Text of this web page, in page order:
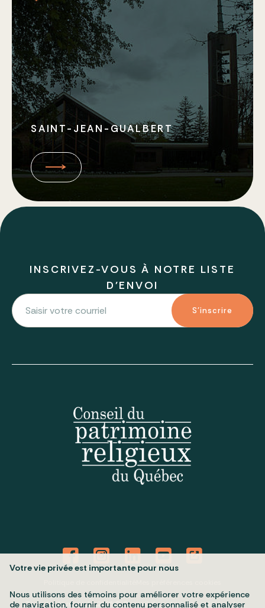
SAINT-JEAN-GUALBERT
INSCRIVEZ-VOUS À NOTRE LISTE
D'ENVOI
S'inscrire
Tous droits réservés 2026 © Conseil du patrimoine religieux du
Votre vie privée est importante pour nous
Nous utilisons des témoins pour améliorer votre expérience
de navigation, fournir du contenu personnalisé et analyser